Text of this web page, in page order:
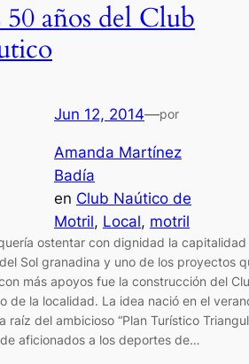
50 años del Club
Jun 12, 2014—por
Amanda Martínez
Badía
en Club Naútico de
Motril, Local, motril
ostentar con dignidad la capitalidad
Sol granadina y uno de los proyectos
más apoyos fue la construcción del
de la localidad. La idea nació en el
raíz del ambicioso “Plan Turístico
aficionados a los deportes de…